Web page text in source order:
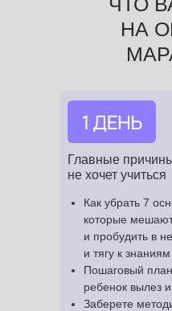
НА
Главные
не хочет учиться
Как убрать 7
которые
и пробудить в
и тягу к знаниям
Пошаговый
ребенок вылез
Заберете